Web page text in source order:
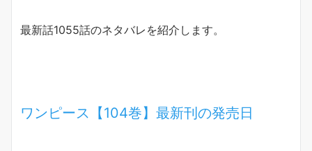
最新話1055話のネタバレを紹介します。
ワンピース【104巻】最新刊の発売日